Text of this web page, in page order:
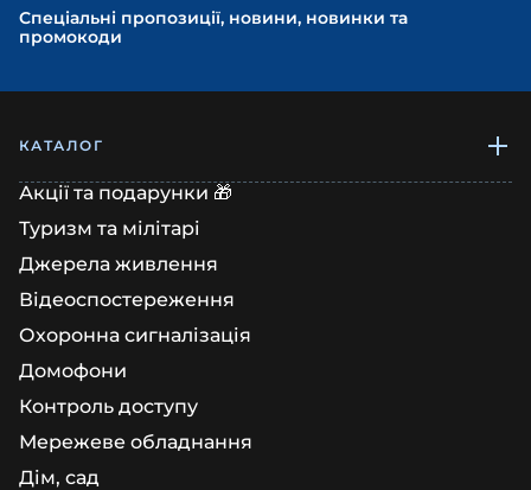
Спеціальні пропозиції, новини, новинки та
промокоди
КАТАЛОГ
Акції та подарунки 🎁
Туризм та мілітарі
Джерела живлення
Відеоспостереження
Охоронна сигналізація
Домофони
Контроль доступу
Мережеве обладнання
Дім, сад